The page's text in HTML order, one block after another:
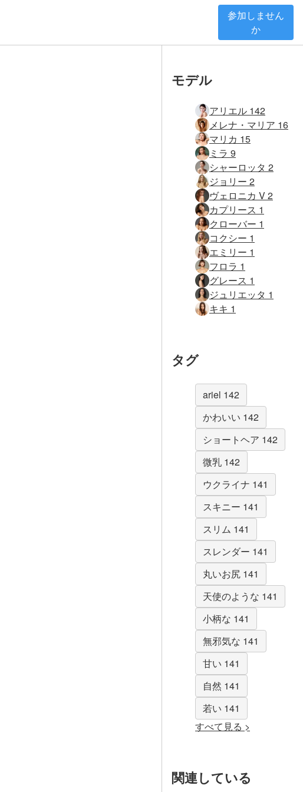
参加しません
か
モデル
アリエル 142
メレナ・マリア 16
マリカ 15
ミラ 9
シャーロッタ 2
ジョリー 2
ヴェロニカ V 2
カプリース 1
クローバー 1
コクシー 1
エミリー 1
フロラ 1
グレース 1
ジュリエッタ 1
キキ 1
タグ
ariel 142
かわいい 142
ショートヘア 142
微乳 142
ウクライナ 141
スキニー 141
スリム 141
スレンダー 141
丸いお尻 141
天使のような 141
小柄な 141
無邪気な 141
甘い 141
自然 141
若い 141
すべて見る >
関連している